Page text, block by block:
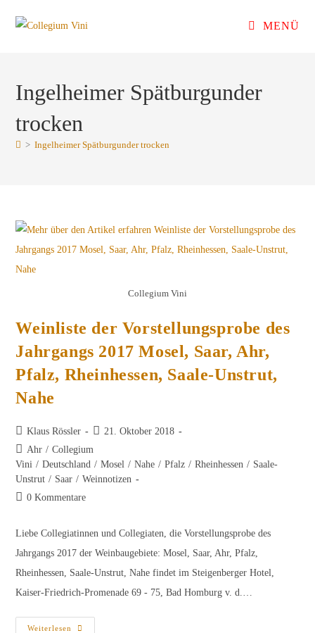
Inhalt
MENÜ
Ingelheimer Spätburgunder
trocken
> Ingelheimer Spätburgunder trocken
Collegium Vini
Weinliste der Vorstellungsprobe des
Jahrgangs 2017 Mosel, Saar, Ahr,
Pfalz, Rheinhessen, Saale-Unstrut,
Nahe
Beitrags-
Autor:
Klaus Rössler
Beitrag
21. Oktober 2018
Beitrags-
Kategorie:
Ahr / Collegium
Vini / Deutschland / Mosel / Nahe / Pfalz / Rheinhessen / Saale-
Unstrut / Saar / Weinnotizen
Beitrags-
0 Kommentare
Liebe Collegiatinnen und Collegiaten, die Vorstellungsprobe des
Jahrgangs 2017 der Weinbaugebiete: Mosel, Saar, Ahr, Pfalz,
Rheinhessen, Saale-Unstrut, Nahe findet im Steigenberger Hotel,
Kaiser-Friedrich-Promenade 69 - 75, Bad Homburg v. d.…
Weiterlesen
Weinliste